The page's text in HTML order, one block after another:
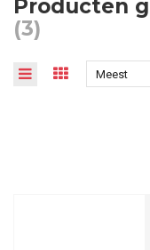
Producten
(3)
Meest